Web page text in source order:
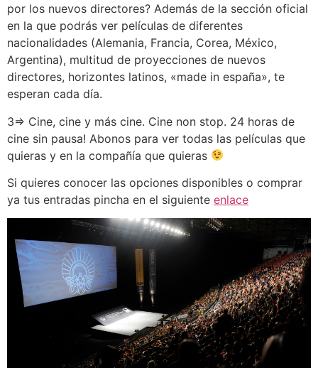
por los nuevos directores? Además de la sección oficial
en la que podrás ver películas de diferentes
nacionalidades (Alemania, Francia, Corea, México,
Argentina), multitud de proyecciones de nuevos
directores, horizontes latinos, «made in españa», te
esperan cada día.
3⇒ Cine, cine y más cine. Cine non stop. 24 horas de
cine sin pausa! Abonos para ver todas las películas que
quieras y en la compañía que quieras
Si quieres conocer las opciones disponibles o comprar
ya tus entradas pincha en el siguiente enlace